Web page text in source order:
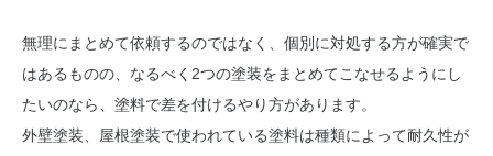
無理にまとめて依頼するのではなく、個別に対処する方が確実で
はあるものの、なるべく2つの塗装をまとめてこなせるようにし
たいのなら、塗料で差を付けるやり方があります。
外壁塗装、屋根塗装で使われている塗料は種類によって耐久性が